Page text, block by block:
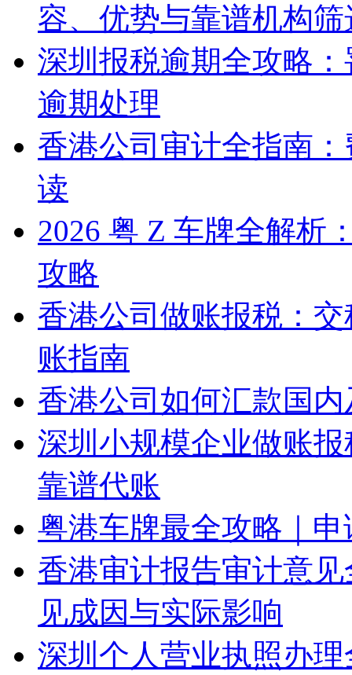
容、优势与靠谱机构筛
深圳报税逾期全攻略
逾期处理
香港公司审计全指南
读
2026 粤 Z 车牌全解析
攻略
香港公司做账报税：
账指南
香港公司如何汇款国
深圳小规模企业做账
靠谱代账
粤港车牌最全攻略｜
香港审计报告审计意
见成因与实际影响
深圳个人营业执照办